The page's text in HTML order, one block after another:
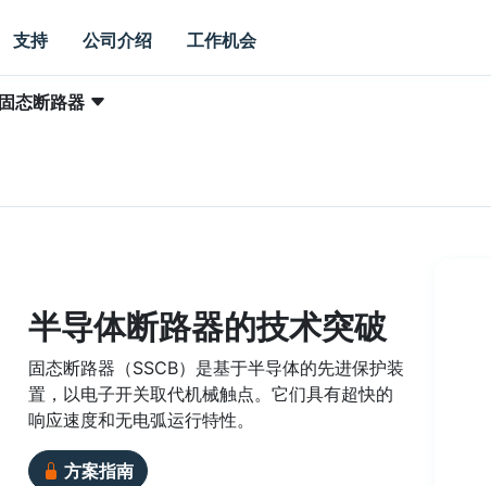
支持 公司介绍 工作机会
固态断路器
半导体断路器的技术突破
固态断路器（SSCB）是基于半导体的先进保护装
置，以电子开关取代机械触点。它们具有超快的
响应速度和无电弧运行特性。
方案指南